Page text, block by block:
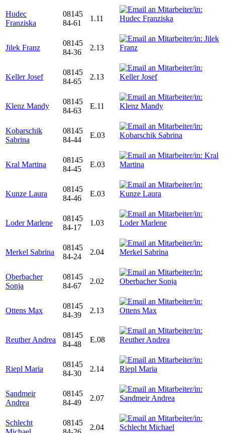
Hudec
Franziska
08145
84-61
1.11
Jilek Franz
08145
84-36
2.13
Keller Josef
08145
84-65
2.13
Klenz Mandy
08145
84-63
E.11
Kobarschik
Sabrina
08145
84-44
E.03
Kral Martina
08145
84-45
E.03
Kunze Laura
08145
84-46
E.03
Loder Marlene
08145
84-17
1.03
Merkel Sabrina
08145
84-24
2.04
Oberbacher
Sonja
08145
84-67
2.02
Ottens Max
08145
84-39
2.13
Reuther Andrea
08145
84-48
E.08
Riepl Maria
08145
84-30
2.14
Sandmeir
Andrea
08145
84-49
2.07
Schlecht
08145
2.04